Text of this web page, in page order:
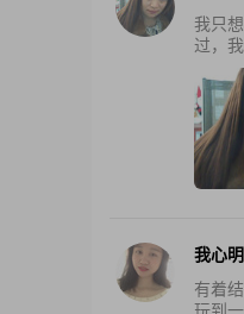
我只
过，
我心
有着